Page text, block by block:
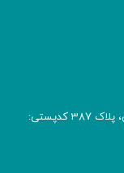
آدرس: پسـتی تهران، خیابان طالقانی، میدان فلسطین، پلاک 387 کدپستی: